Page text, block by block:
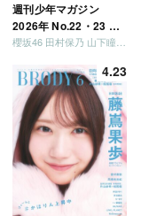
週刊少年マガジン
2026年 No.22・23 合
併号
4.23